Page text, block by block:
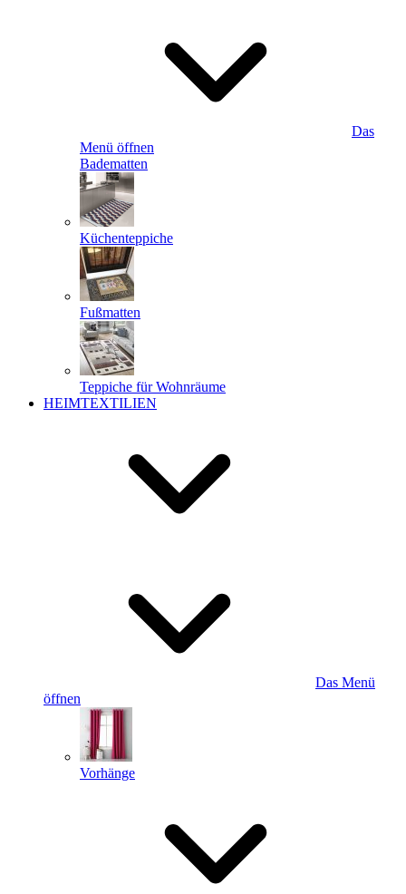
Das
Menü öffnen
Badematten
Küchenteppiche
Fußmatten
Teppiche für Wohnräume
HEIMTEXTILIEN
Das Menü
öffnen
Vorhänge